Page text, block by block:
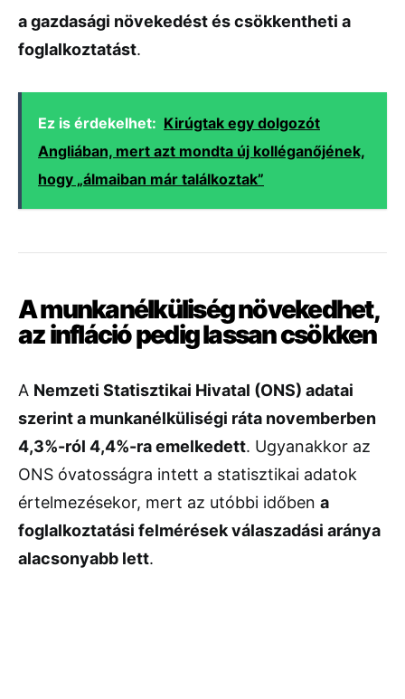
a gazdasági növekedést és csökkentheti a
foglalkoztatást.
Ez is érdekelhet: Kirúgtak egy dolgozót
Angliában, mert azt mondta új kolléganőjének,
hogy „álmaiban már találkoztak”
A munkanélküliség növekedhet,
az infláció pedig lassan csökken
A Nemzeti Statisztikai Hivatal (ONS) adatai
szerint a munkanélküliségi ráta novemberben
4,3%-ról 4,4%-ra emelkedett. Ugyanakkor az
ONS óvatosságra intett a statisztikai adatok
értelmezésekor, mert az utóbbi időben a
foglalkoztatási felmérések válaszadási aránya
alacsonyabb lett.